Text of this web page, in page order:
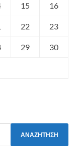
15 16
22 23
29 30